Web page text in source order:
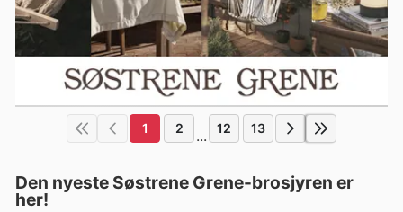
1 2 ... 12 13
Den nyeste Søstrene Grene-brosjyren er
her!